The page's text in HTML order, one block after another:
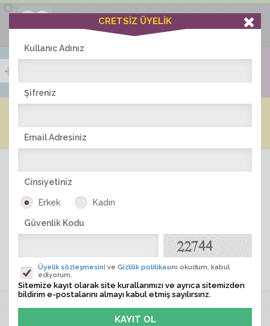
×
Ciddiask Uygulaması
+1 Hafta Gold Üyelik Kazan
Bedava - com.ciddi.ask
İNDİR
ÜYE ARA
VİTRİN
CRETSİZ ÜYELİK
Kullanıc Adınız
Şifreniz
Email Adresiniz
Cinsiyetiniz
Erkek Kadın
Güvenlik Kodu
Üyelik sözleşmesini ve Gizlilik politikasını okudum, kabul
ediyorum.
Sitemize kayıt olarak site kurallarımızı ve ayrıca sitemizden
bildirim e-postalarını almayı kabul etmiş sayılırsınz.